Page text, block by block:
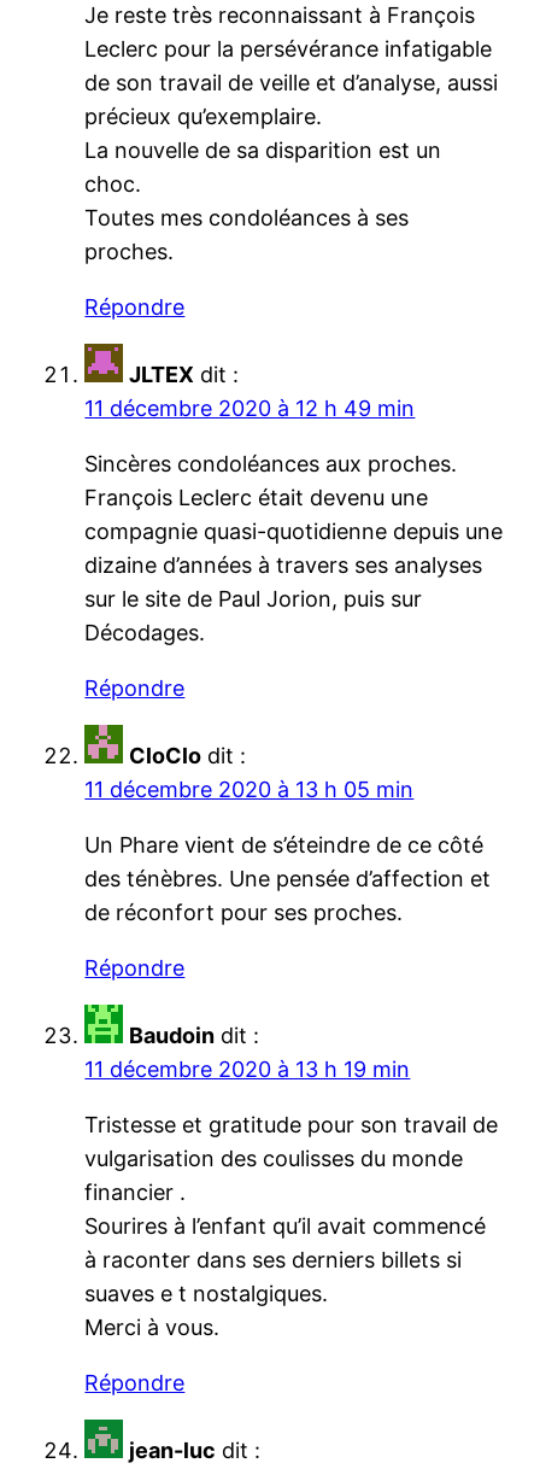
Je reste très reconnaissant à François
Leclerc pour la persévérance infatigable
de son travail de veille et d’analyse, aussi
précieux qu’exemplaire.
La nouvelle de sa disparition est un
choc.
Toutes mes condoléances à ses
proches.
Répondre
JLTEX dit :
11 décembre 2020 à 12 h 49 min
Sincères condoléances aux proches.
François Leclerc était devenu une
compagnie quasi-quotidienne depuis une
dizaine d’années à travers ses analyses
sur le site de Paul Jorion, puis sur
Décodages.
Répondre
CloClo dit :
11 décembre 2020 à 13 h 05 min
Un Phare vient de s’éteindre de ce côté
des ténèbres. Une pensée d’affection et
de réconfort pour ses proches.
Répondre
Baudoin dit :
11 décembre 2020 à 13 h 19 min
Tristesse et gratitude pour son travail de
vulgarisation des coulisses du monde
financier .
Sourires à l’enfant qu’il avait commencé
à raconter dans ses derniers billets si
suaves e t nostalgiques.
Merci à vous.
Répondre
jean-luc dit :